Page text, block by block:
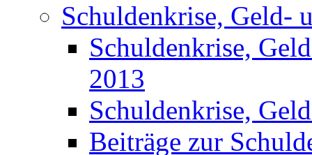
Schuldenkrise, Geld-
Schuldenkrise,
2013
Schuldenkrise,
Beiträge zur